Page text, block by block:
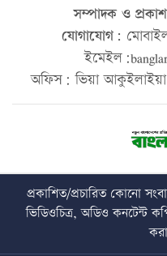
সম্পাদক ও
যোগাযোগ:
অফিস: ভিয়া
প্রকাশিত/প্রচারিত কোনো
ভিডিওচিত্র, অডিও কনটেন্ট